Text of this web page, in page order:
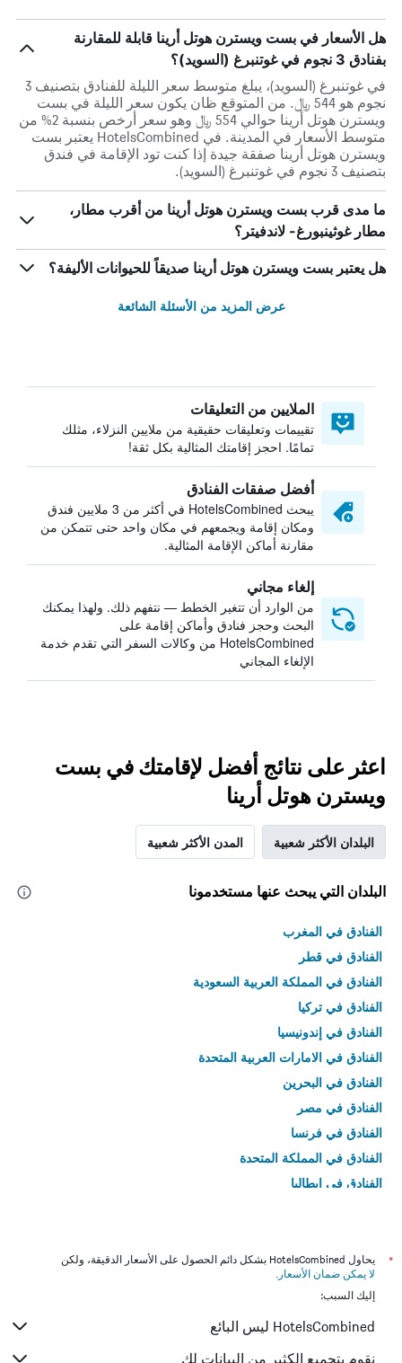
هل الأسعار في بست ويسترن هوتل أرينا قابلة للمقارنة
بفنادق 3 نجوم في غوتنبرغ (السويد)؟
في غوتنبرغ (السويد)، يبلغ متوسط ​​سعر الليلة للفنادق بتصنيف 3
نجوم هو 544 ﷼. من المتوقع ظان يكون سعر الليلة في بست
ويسترن هوتل أرينا حوالي 554 ﷼ وهو سعر أرخص بنسبة 2% من
متوسط الأسعار في المدينة. في HotelsCombined يعتبر بست
ويسترن هوتل أرينا صفقة جيدة إذا كنت تود الإقامة في فندق
بتصنيف 3 نجوم في غوتنبرغ (السويد).
ما مدى قرب بست ويسترن هوتل أرينا من أقرب مطار،
مطار غوثينبورغ- لاندفيتر؟
هل يعتبر بست ويسترن هوتل أرينا صديقاً للحيوانات الأليفة؟
عرض المزيد من الأسئلة الشائعة
الملايين من التعليقات
تقييمات وتعليقات حقيقية من ملايين النزلاء، مثلك
تمامًا. احجز إقامتك المثالية بكل ثقة!
أفضل صفقات الفنادق
يبحث HotelsCombined في أكثر من 3 ملايين فندق
ومكان إقامة ويجمعهم في مكان واحد حتى تتمكن من
مقارنة أماكن الإقامة المثالية.
إلغاء مجاني
من الوارد أن تتغير الخطط — نتفهم ذلك. ولهذا يمكنك
البحث وحجز فنادق وأماكن إقامة على
HotelsCombined من وكالات السفر التي تقدم خدمة
الإلغاء المجاني
اعثر على نتائج أفضل لإقامتك في بست
ويسترن هوتل أرينا
البلدان الأكثر شعبية المدن الأكثر شعبية
البلدان التي يبحث عنها مستخدمونا
الفنادق في المغرب
الفنادق في قطر
الفنادق في المملكة العربية السعودية
الفنادق في تركيا
الفنادق في إندونيسيا
الفنادق في الامارات العربية المتحدة
الفنادق في البحرين
الفنادق في مصر
الفنادق في فرنسا
الفنادق في المملكة المتحدة
الفنادق في إيطاليا
*
يحاول HotelsCombined بشكل دائم الحصول على الأسعار الدقيقة، ولكن
لا يمكن ضمان الأسعار .
إليك السبب:
HotelsCombined ليس البائع
نقوم بتجميع الكثير من البيانات لك